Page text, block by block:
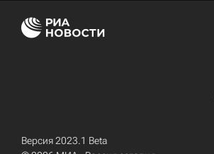
Версия 2023.1 Beta